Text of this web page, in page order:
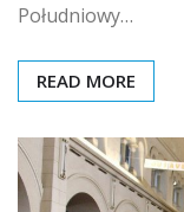
Południowy…
READ MORE